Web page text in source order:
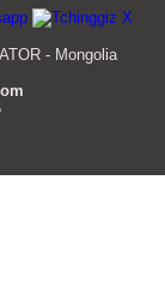
- Mongolia